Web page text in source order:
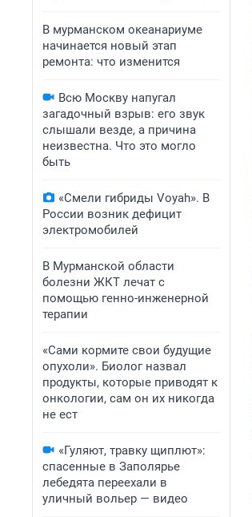
В мурманском океанариуме
начинается новый этап
ремонта: что изменится
Всю Москву напугал
загадочный взрыв: его звук
слышали везде, а причина
неизвестна. Что это могло
быть
«Смели гибриды Voyah». В
России возник дефицит
электромобилей
В Мурманской области
болезни ЖКТ лечат с
помощью генно-инженерной
терапии
«Сами кормите свои будущие
опухоли». Биолог назвал
продукты, которые приводят к
онкологии, сам он их никогда
не ест
«Гуляют, травку щиплют»:
спасенные в Заполярье
лебедята переехали в
уличный вольер — видео